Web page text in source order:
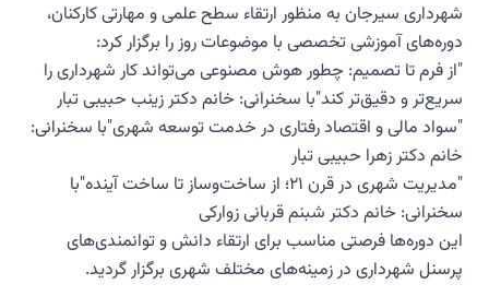
شهرداری سیرجان به منظور ارتقاء سطح علمی و مهارتی کارکنان،
دوره‌های آموزشی تخصصی با موضوعات روز را برگزار کرد:
"از فرم تا تصمیم: چطور هوش مصنوعی می‌تواند کار شهرداری را
سریع‌تر و دقیق‌تر کند"با سخنرانی: خانم دکتر زینب حبیبی تبار
"سواد مالی و اقتصاد رفتاری در خدمت توسعه شهری"با سخنرانی:
خانم دکتر زهرا حبیبی تبار
"مدیریت شهری در قرن ۲۱؛ از ساخت‌وساز تا ساخت آینده"با
سخنرانی: خانم دکتر شبنم قربانی زوارکی
این دوره‌ها فرصتی مناسب برای ارتقاء دانش و توانمندی‌های
پرسنل شهرداری در زمینه‌های مختلف شهری برگزار گردید.